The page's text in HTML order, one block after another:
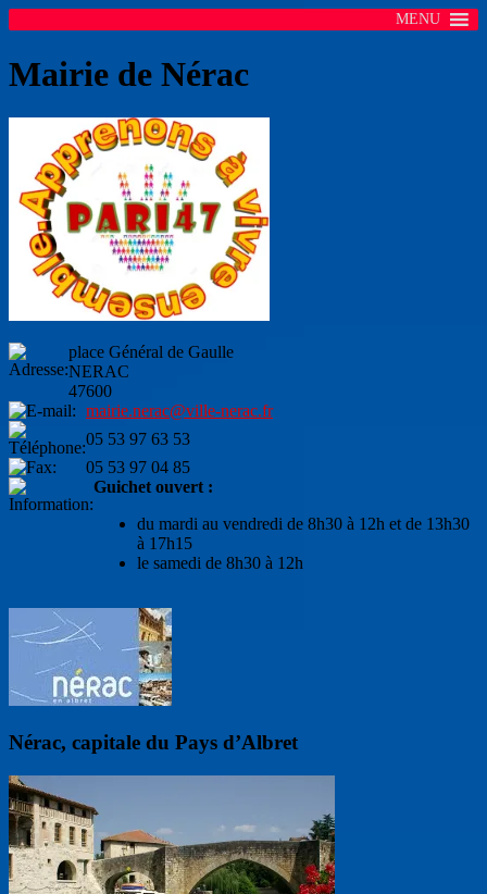
MENU
Mairie de Nérac
place Général de Gaulle
NERAC
47600
mairie.nerac@ville-nerac.fr
05 53 97 63 53
05 53 97 04 85
Guichet ouvert :
du mardi au vendredi de 8h30 à 12h et de 13h30
à 17h15
le samedi de 8h30 à 12h
Nérac, capitale du Pays d’Albret